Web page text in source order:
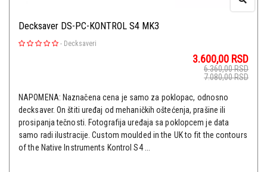
Decksaver DS-PC-KONTROL S4 MK3
- Decksaveri
3.600,00 RSD
6.360,00RSD
7.080,00RSD
NAPOMENA: Naznačena cena je samo za poklopac, odnosno
decksaver. On štiti uređaj od mehaničkih oštećenja, prašine ili
prosipanja tečnosti. Fotografija uređaja sa poklopcem je data
samo radi ilustracije. Custom moulded in the UK to fit the contours
of the Native Instruments Kontrol S4 ...